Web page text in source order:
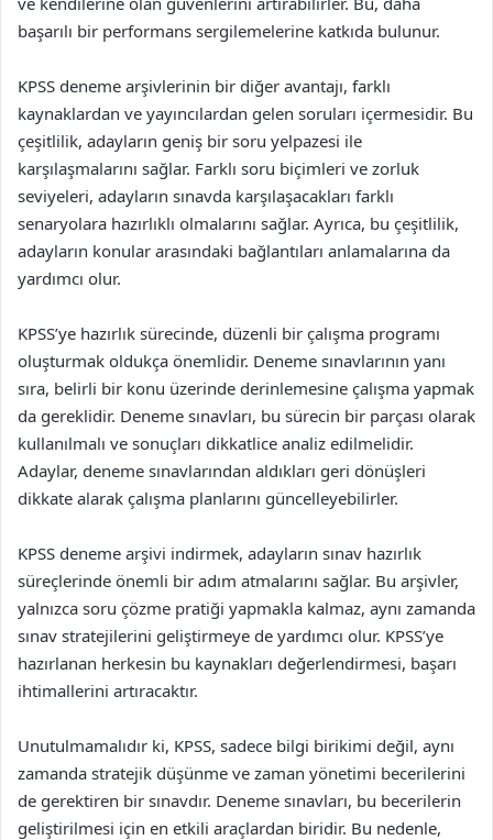
başarılı bir performans sergilemelerine katkıda bulunur.
KPSS deneme arşivlerinin bir diğer avantajı, farklı
kaynaklardan ve yayıncılardan gelen soruları içermesidir. Bu
çeşitlilik, adayların geniş bir soru yelpazesi ile
karşılaşmalarını sağlar. Farklı soru biçimleri ve zorluk
seviyeleri, adayların sınavda karşılaşacakları farklı
senaryolara hazırlıklı olmalarını sağlar. Ayrıca, bu çeşitlilik,
adayların konular arasındaki bağlantıları anlamalarına da
yardımcı olur.
KPSS’ye hazırlık sürecinde, düzenli bir çalışma programı
oluşturmak oldukça önemlidir. Deneme sınavlarının yanı
sıra, belirli bir konu üzerinde derinlemesine çalışma yapmak
da gereklidir. Deneme sınavları, bu sürecin bir parçası olarak
kullanılmalı ve sonuçları dikkatlice analiz edilmelidir.
Adaylar, deneme sınavlarından aldıkları geri dönüşleri
dikkate alarak çalışma planlarını güncelleyebilirler.
KPSS deneme arşivi indirmek, adayların sınav hazırlık
süreçlerinde önemli bir adım atmalarını sağlar. Bu arşivler,
yalnızca soru çözme pratiği yapmakla kalmaz, aynı zamanda
sınav stratejilerini geliştirmeye de yardımcı olur. KPSS’ye
hazırlanan herkesin bu kaynakları değerlendirmesi, başarı
ihtimallerini artıracaktır.
Unutulmamalıdır ki, KPSS, sadece bilgi birikimi değil, aynı
zamanda stratejik düşünme ve zaman yönetimi becerilerini
de gerektiren bir sınavdır. Deneme sınavları, bu becerilerin
geliştirilmesi için en etkili araçlardan biridir. Bu nedenle,